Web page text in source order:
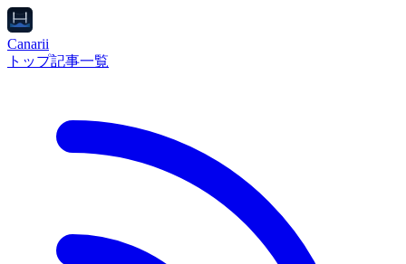
Canarii
トップ記事一覧